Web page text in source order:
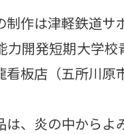
作は津軽鉄道サ
力開発短期大学
板店（五所川原
、炎の中からよ